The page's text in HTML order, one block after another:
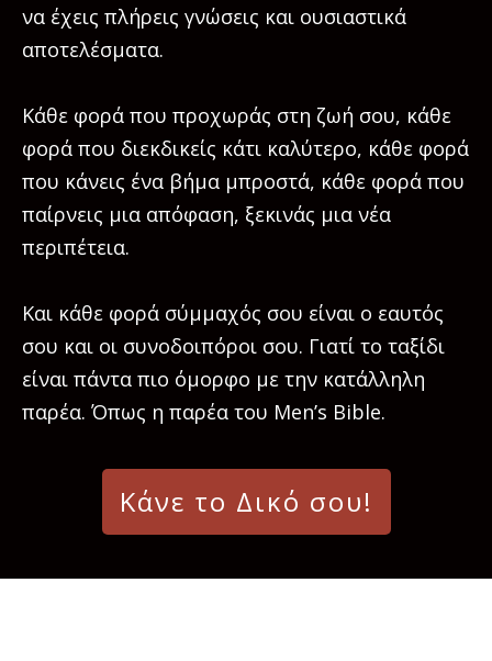
να έχεις πλήρεις γνώσεις και ουσιαστικά
αποτελέσματα.
Κάθε φορά που προχωράς στη ζωή σου, κάθε
φορά που διεκδικείς κάτι καλύτερο, κάθε φορά
που κάνεις ένα βήμα μπροστά, κάθε φορά που
παίρνεις μια απόφαση, ξεκινάς μια νέα
περιπέτεια.
Και κάθε φορά σύμμαχός σου είναι ο εαυτός
σου και οι συνοδοιπόροι σου. Γιατί το ταξίδι
είναι πάντα πιο όμορφο με την κατάλληλη
παρέα. Όπως η παρέα του Men’s Bible.
Κάνε το Δικό σου!